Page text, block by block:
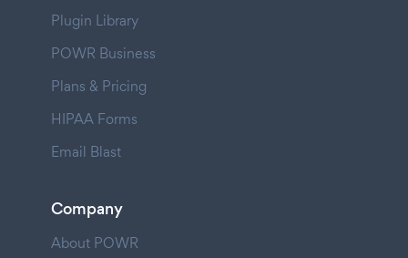
Plugin Library
POWR Business
Plans & Pricing
HIPAA Forms
Email Blast
Company
About POWR